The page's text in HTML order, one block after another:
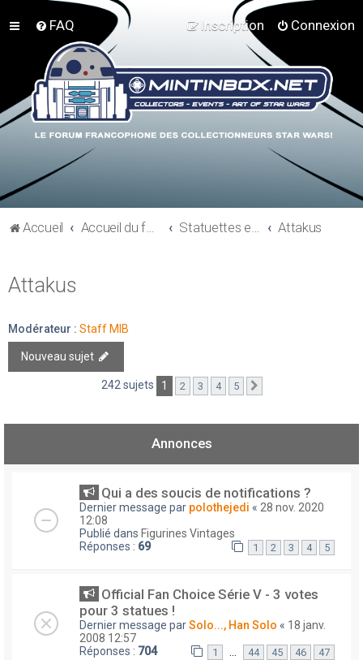
FAQ Connexion
Inscription
Accueil Accueil du forum Statuettes et résines Attakus
Attakus
Modérateur : Staff MIB
Nouveau sujet
242 sujets 1 2 3 4 5
Annonces
Qui a des soucis de notifications ?
Dernier message par polothejedi « 28 nov. 2020
12:08
Publié dans Figurines Vintages
Réponses : 69 1 2 3 4 5
Official Fan Choice Série V - 3 votes
pour 3 statues !
Dernier message parSolo..., Han Solo « 18 janv.
2008 12:57
Réponses : 704 1 … 44 45 46 47